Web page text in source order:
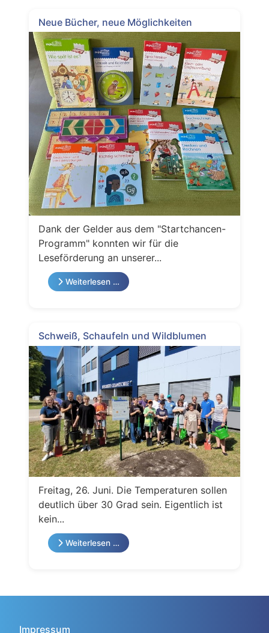
Neue Bücher, neue Möglichkeiten
Dank der Gelder aus dem "Startchancen-
Programm" konnten wir für die
Leseförderung an unserer...
Weiterlesen …
Schweiß, Schaufeln und Wildblumen
Freitag, 26. Juni. Die Temperaturen sollen
deutlich über 30 Grad sein. Eigentlich ist
kein...
Weiterlesen …
Impressum